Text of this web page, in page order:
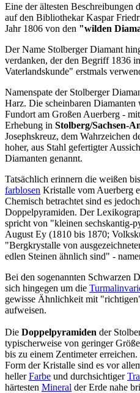
Eine der ältesten Beschreibungen
auf den Bibliothekar Kaspar
Jahr 1806 von den "wilden
Der Name Stolberger Diamant
verdanken, der den Begriff 1836
Vaterlandskunde" erstmals
Namenspate der Stolberger
Harz. Die scheinbaren
Fundort am Großen Auerberg -
Erhebung in Stolberg/Sachsen-
Josephskreuz, dem Wahrzeichen
hoher, aus Stahl gefertigter
Diamanten genannt.
Tatsächlich erinnern die weißen
farblosen Kristalle vom Auerberg
Chemisch betrachtet sind es jedoch
Doppelpyramiden. Der
spricht von "kleinen sechskantig-
August Ey (1810 bis 1870;
"Bergkrystalle von
edlen Steinen ähnlich sind" -
Bei den sogenannten Schwarzen
sich hingegen um die
gewisse Ähnlichkeit mit
aufweisen.
Die Doppelpyramiden der
typischerweise von geringer
bis zu einem Zentimeter
Form der Kristalle sind es vor
hellerFarbe und durchsichtiger
härtesten Mineral der Erde nahe